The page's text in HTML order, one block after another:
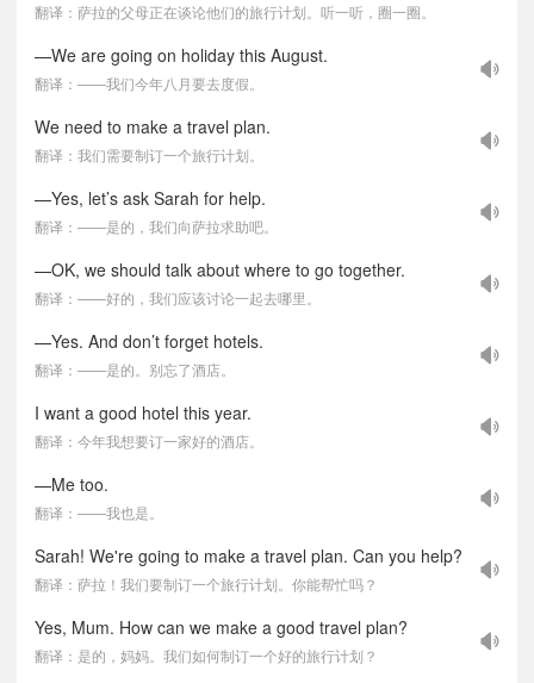
翻译：萨拉的父母正在谈论他们的旅行计划。听一听，圈一圈。
—We are going on holiday this August.
翻译：——我们今年八月要去度假。
We need to make a travel plan.
翻译：我们需要制订一个旅行计划。
—Yes, let’s ask Sarah for help.
翻译：——是的，我们向萨拉求助吧。
—OK, we should talk about where to go together.
翻译：——好的，我们应该讨论一起去哪里。
—Yes. And don’t forget hotels.
翻译：——是的。别忘了酒店。
I want a good hotel this year.
翻译：今年我想要订一家好的酒店。
—Me too.
翻译：——我也是。
Sarah! We're going to make a travel plan. Can you help?
翻译：萨拉！我们要制订一个旅行计划。你能帮忙吗？
Yes, Mum. How can we make a good travel plan?
翻译：是的，妈妈。我们如何制订一个好的旅行计划？